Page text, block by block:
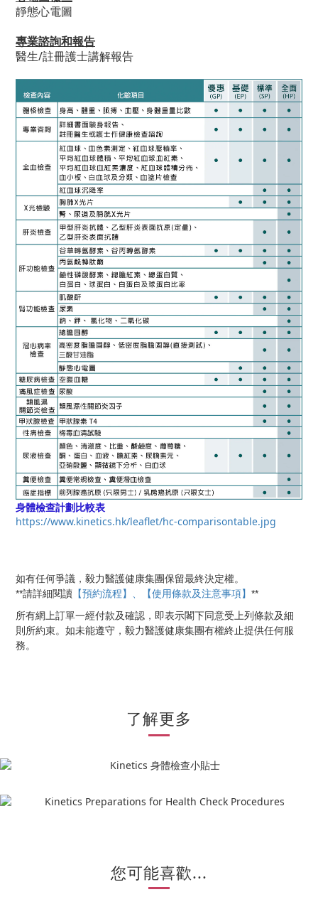
靜態心電圖
專業諮詢和報告
醫生/註冊護士講解報告
身體檢查計劃比較表
https://www.kinetics.hk/leaflet/hc-comparisontable.jpg
如有任何爭議，毅力醫護健康集團保留最終決定權。
**請詳細閱讀 【預約流程】、【使用條款及注意事項】 **
所有網上訂單一經付款及確認，即表示閣下同意受上列條款及細
則所約束。如未能遵守，毅力醫護健康集團有權終止提供任何服
務。
了解更多
您可能喜歡...